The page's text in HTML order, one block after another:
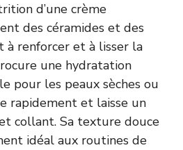
d’une crème
des céramides et des
à renforcer et à lisser la
une hydratation
pour les peaux sèches ou
rapidement et laisse un
collant. Sa texture douce
idéal aux routines de